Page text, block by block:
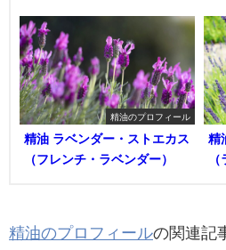
精油のプロフィール
精油 ラベンダー・ストエカス
（フレンチ・ラベンダー）
精
精油のプロフィールの関連記